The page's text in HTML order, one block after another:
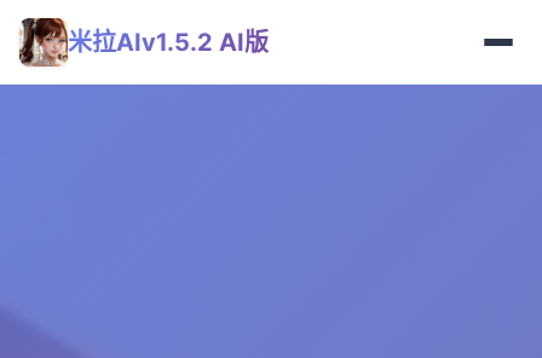
米拉AIv1.5.2 AI版